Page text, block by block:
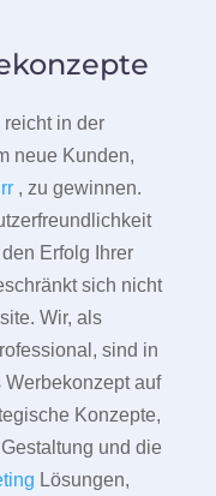
in der
neue Kunden,
, zu gewinnen.
Erfolg Ihrer
sich nicht
Wir, als
sind in
auf
Konzepte,
und die
Lösungen,